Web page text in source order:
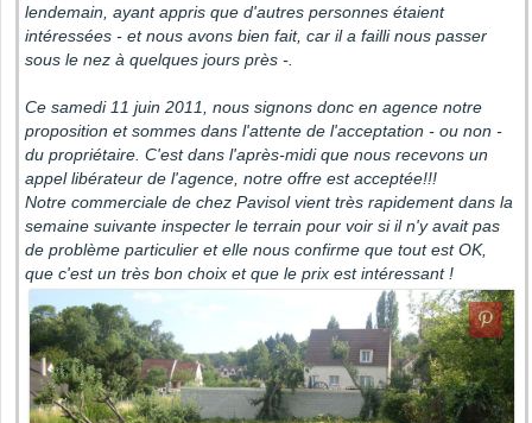
lendemain, ayant appris que d'autres personnes étaient
intéressées - et nous avons bien fait, car il a failli nous passer
sous le nez à quelques jours près -.
Ce samedi 11 juin 2011, nous signons donc en agence notre
proposition et sommes dans l'attente de l'acceptation - ou non -
du propriétaire. C'est dans l'après-midi que nous recevons un
appel libérateur de l'agence, notre offre est acceptée!!!
Notre commerciale de chez Pavisol vient très rapidement dans la
semaine suivante inspecter le terrain pour voir si il n'y avait pas
de problème particulier et elle nous confirme que tout est OK,
que c'est un très bon choix et que le prix est intéressant !